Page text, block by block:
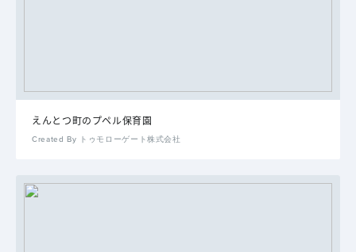
えんとつ町のプペル保育園
Created By トゥモローゲート株式会社